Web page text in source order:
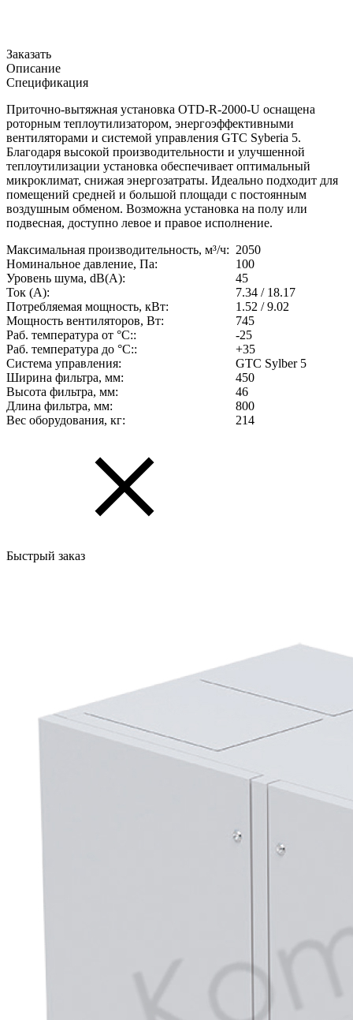
Заказать
Описание
Спецификация
Приточно-вытяжная установка OTD-R-2000-U оснащена
роторным теплоутилизатором, энергоэффективными
вентиляторами и системой управления GTC Syberia 5.
Благодаря высокой производительности и улучшенной
теплоутилизации установка обеспечивает оптимальный
микроклимат, снижая энергозатраты. Идеально подходит для
помещений средней и большой площади с постоянным
воздушным обменом. Возможна установка на полу или
подвесная, доступно левое и правое исполнение.
Максимальная производительность, м³/ч: 2050
Номинальное давление, Па:
100
Уровень шума, dB(A):
45
Ток (А):
7.34 / 18.17
Потребляемая мощность, кВт:
1.52 / 9.02
Мощность вентиляторов, Вт:
745
Раб. температура от °С::
-25
Раб. температура до °С::
+35
Система управления:
GTC Sylber 5
Ширина фильтра, мм:
450
Высота фильтра, мм:
46
Длина фильтра, мм:
800
Вес оборудования, кг:
214
Быстрый заказ